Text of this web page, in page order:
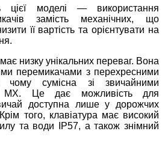
цієї моделі — використання
замість механічних, що
її вартість та орієнтувати на
низку унікальних переваг. Вона
перемикачами з перехресними
чому сумісна зі звичайними
MX. Це дає можливість для
доступна лише у дорожчих
того, клавіатура має високий
та води IP57, а також знімний